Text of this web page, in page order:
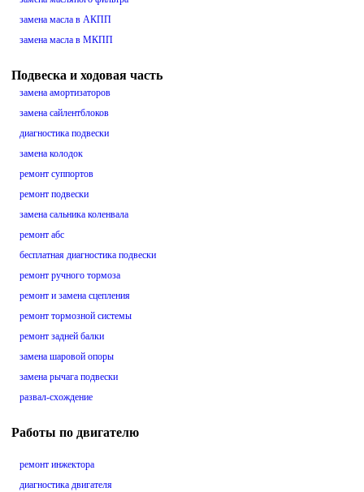
замена масла в АКПП
замена масла в МКПП
Подвеска и ходовая часть
замена амортизаторов
замена сайлентблоков
диагностика подвески
замена колодок
ремонт суппортов
ремонт подвески
замена сальника коленвала
ремонт абс
бесплатная диагностика подвески
ремонт ручного тормоза
ремонт и замена сцепления
ремонт тормозной системы
ремонт задней балки
замена шаровой опоры
замена рычага подвески
развал-схождение
Работы по двигателю
ремонт инжектора
диагностика двигателя